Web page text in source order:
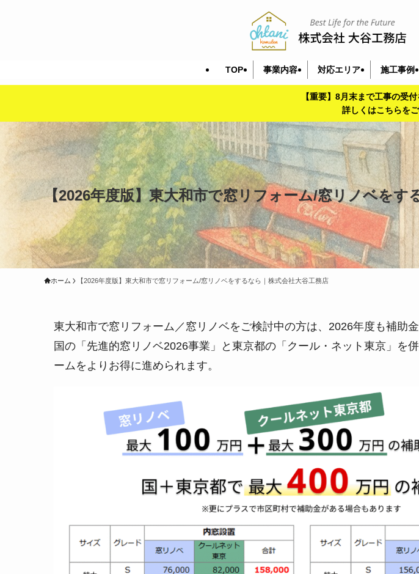
TOP 事業内容 対応エリア 施工事例
【重要】8月末まで工事の受
詳しくはこちらを
【2026年度版】東大和市で窓リフォーム/窓リノベをす
ホーム 【2026年度版】東大和市で窓リフォーム/窓リノベをするなら｜株式会社大谷工務店
東大和市で窓リフォーム／窓リノベをご検討中の方は、2026年度も補助金
国の「先進的窓リノベ2026事業」と東京都の「クール・ネット東京」を
ームをよりお得に進められます。